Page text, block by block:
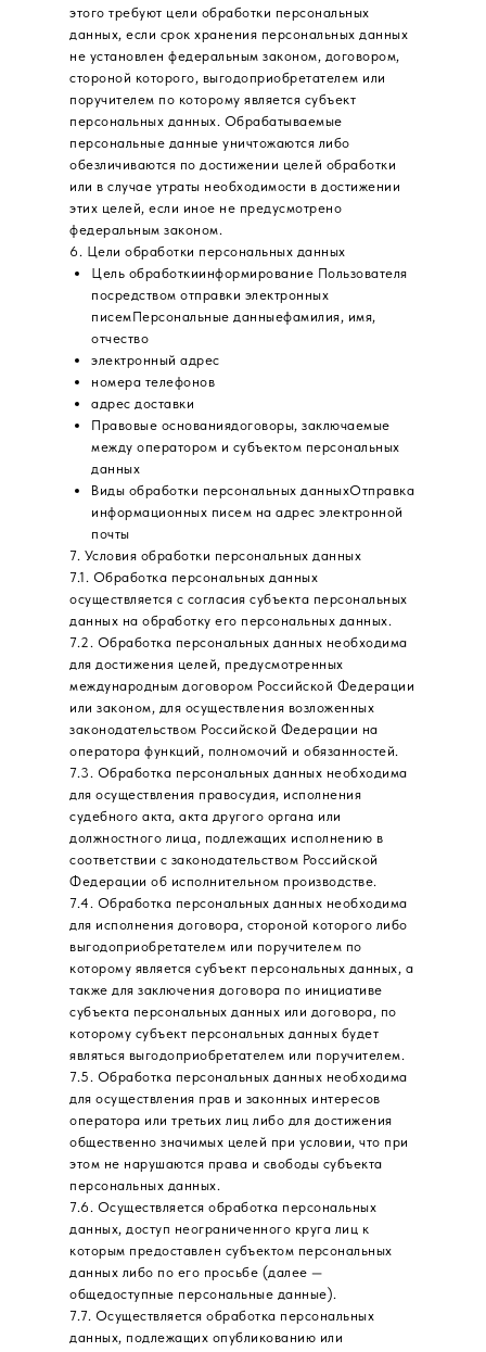
этого требуют цели обработки персональных
данных, если срок хранения персональных данных
не установлен федеральным законом, договором,
стороной которого, выгодоприобретателем или
поручителем по которому является субъект
персональных данных. Обрабатываемые
персональные данные уничтожаются либо
обезличиваются по достижении целей обработки
или в случае утраты необходимости в достижении
этих целей, если иное не предусмотрено
федеральным законом.
6. Цели обработки персональных данных
Цель обработкиинформирование Пользователя
посредством отправки электронных
писемПерсональные данныефамилия, имя,
отчество
электронный адрес
номера телефонов
адрес доставки
Правовые основаниядоговоры, заключаемые
между оператором и субъектом персональных
данных
Виды обработки персональных данныхОтправка
информационных писем на адрес электронной
почты
7. Условия обработки персональных данных
7.1. Обработка персональных данных
осуществляется с согласия субъекта персональных
данных на обработку его персональных данных.
7.2. Обработка персональных данных необходима
для достижения целей, предусмотренных
международным договором Российской Федерации
или законом, для осуществления возложенных
законодательством Российской Федерации на
оператора функций, полномочий и обязанностей.
7.3. Обработка персональных данных необходима
для осуществления правосудия, исполнения
судебного акта, акта другого органа или
должностного лица, подлежащих исполнению в
соответствии с законодательством Российской
Федерации об исполнительном производстве.
7.4. Обработка персональных данных необходима
для исполнения договора, стороной которого либо
выгодоприобретателем или поручителем по
которому является субъект персональных данных, а
также для заключения договора по инициативе
субъекта персональных данных или договора, по
которому субъект персональных данных будет
являться выгодоприобретателем или поручителем.
7.5. Обработка персональных данных необходима
для осуществления прав и законных интересов
оператора или третьих лиц либо для достижения
общественно значимых целей при условии, что при
этом не нарушаются права и свободы субъекта
персональных данных.
7.6. Осуществляется обработка персональных
данных, доступ неограниченного круга лиц к
которым предоставлен субъектом персональных
данных либо по его просьбе (далее —
общедоступные персональные данные).
7.7. Осуществляется обработка персональных
данных, подлежащих опубликованию или